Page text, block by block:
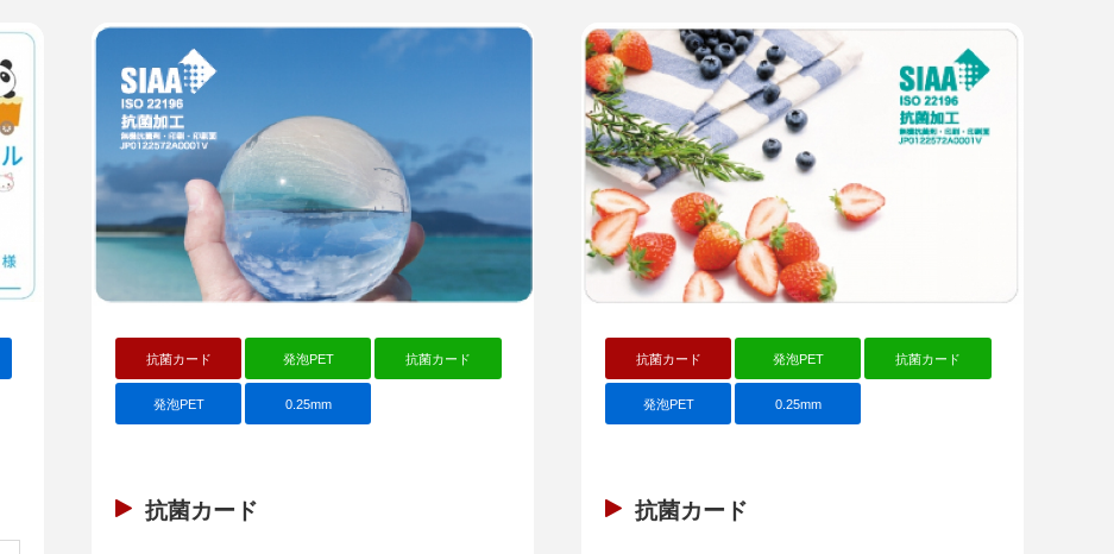
抗菌カード 発泡PET 抗菌カード
発泡PET 0.25mm
抗菌カード
抗菌カード 発泡PET 抗菌カード
発泡PET 0.25mm
抗菌カード